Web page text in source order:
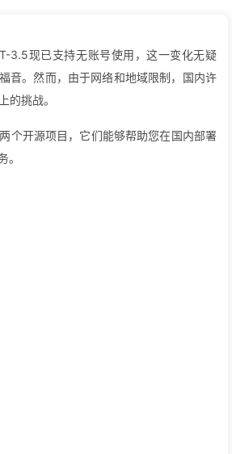
3.5现已支持无账号使用，这一变化无疑
音。然而，由于网络和地域限制，国内许
的挑战。
个开源项目，它们能够帮助您在国内部署
。